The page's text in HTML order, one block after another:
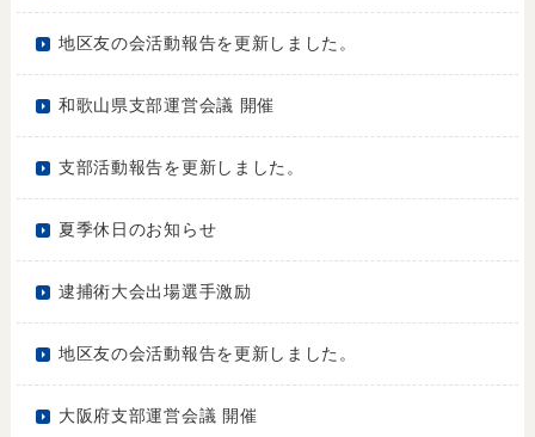
地区友の会活動報告を更新しました。
和歌山県支部運営会議 開催
支部活動報告を更新しました。
夏季休日のお知らせ
逮捕術大会出場選手激励
地区友の会活動報告を更新しました。
大阪府支部運営会議 開催